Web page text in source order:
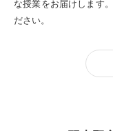
な授業をお届けします。
ださい。